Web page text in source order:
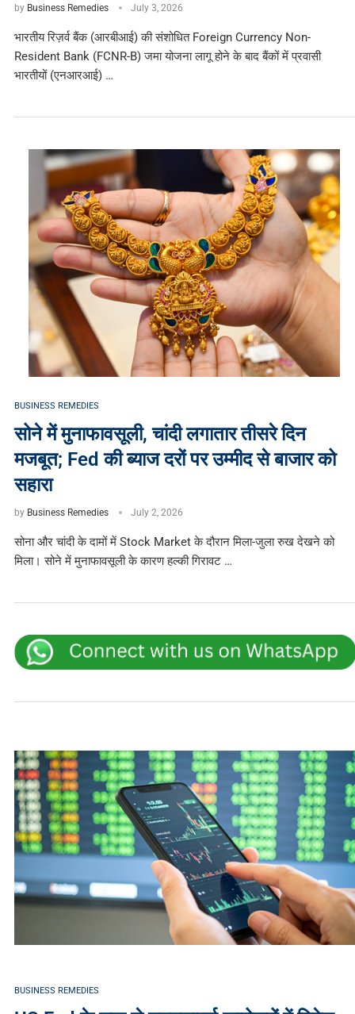
by Business Remedies July 3, 2026
भारतीय रिज़र्व बैंक (आरबीआई) की संशोधित Foreign Currency Non-
Resident Bank (FCNR-B) जमा योजना लागू होने के बाद बैंकों में प्रवासी
भारतीयों (एनआरआई) …
BUSINESS REMEDIES
सोने में मुनाफावसूली, चांदी लगातार तीसरे दिन
मजबूत; Fed की ब्याज दरों पर उम्मीद से बाजार को
सहारा
by Business Remedies July 2, 2026
सोना और चांदी के दामों में Stock Market के दौरान मिला-जुला रुख देखने को
मिला। सोने में मुनाफावसूली के कारण हल्की गिरावट …
BUSINESS REMEDIES